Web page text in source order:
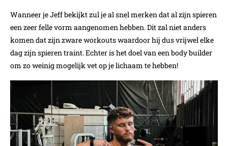
Wanneer je Jeff bekijkt zul je al snel merken dat al zijn spieren
een zeer felle vorm aangenomen hebben. Dit zal niet anders
komen dat zijn zware workouts waardoor hij dus vrijwel elke
dag zijn spieren traint. Echter is het doel van een body builder
om zo weinig mogelijk vet op je lichaam te hebben!